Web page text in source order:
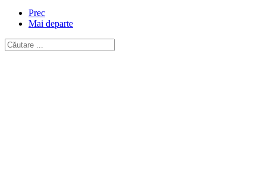
Prec
Mai departe